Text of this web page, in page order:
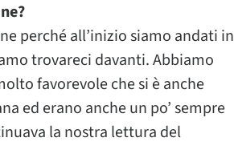
perché all’inizio siamo andati in
trovareci davanti. Abbiamo
favorevole che si è anche
ed erano anche un po’ sempre
la nostra lettura del